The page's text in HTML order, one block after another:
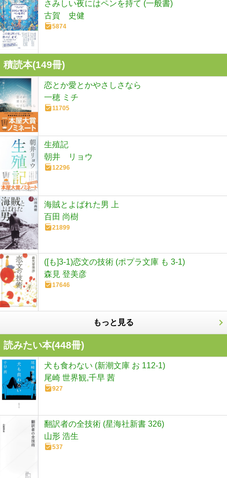
さみしい夜にはペンを持て (一般書)
古賀 史健
5874
積読本(149冊)
恋とか愛とかやさしさなら
一穂 ミチ
11705
生殖記
朝井 リョウ
12296
海賊とよばれた男 上
百田 尚樹
21899
([も]3-1)恋文の技術 (ポプラ文庫 も 3-1)
森見 登美彦
17646
もっと見る
読みたい本(448冊)
犬も食わない (新潮文庫 お 112-1)
尾崎 世界観,千早 茜
927
翻訳者の全技術 (星海社新書 326)
山形 浩生
537